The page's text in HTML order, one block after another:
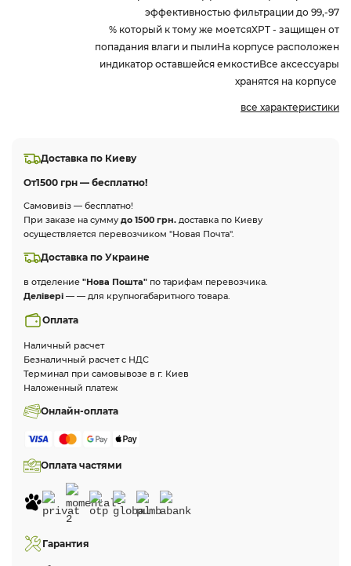
эффективностью фильтрации до 99,-97
% который к тому же моетсяXPT - защищен от
попадания влаги и пылиНа корпусе расположен
индикатор оставшейся емкостиВсе аксессуары
хранятся на корпусе
все характеристики
Доставка по Киеву
От1500 грн — бесплатно!
Самовивіз — бесплатно!
При заказе на сумму до 1500 грн. доставка по Киеву
осуществляется перевозчиком "Новая Почта".
Доставка по Украине
в отделение "Нова Пошта" по тарифам перевозчика.
Делівері — — для крупногабаритного товара.
Оплата
Наличный расчет
Безналичный расчет с НДС
Терминал при самовывозе в г. Киев
Наложенный платеж
Онлайн-оплата
Оплата частями
Гарантия